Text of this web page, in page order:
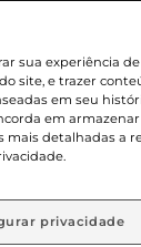
e condições são
o dia de
notificação.
menores de 18
II (Estatuto
para as
sua experiência
site, e trazer
em seu
em
mais detalhadas a
privacidade